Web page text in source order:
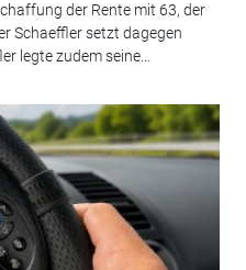
der Rente mit 63, der
Schaeffler setzt dagegen
legte zudem seine...